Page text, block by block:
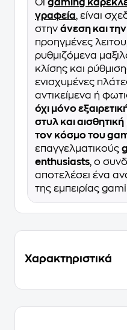
Οι gaming
γραφεία, είναι
στην άνεση και
προηγμένες
ρυθμιζόμενα
κλίσης και
ενισχυμένες
αντικείμενα ή
όχι μόνο
στυλ και αισθητική
τον κόσμο του
επαγγελματικούς
enthusiasts, ο
αποτελέσει ένα
της εμπειρίας
Χαρακτηριστικά